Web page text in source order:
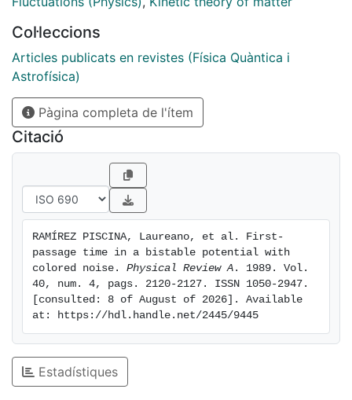
Col·leccions
Articles publicats en revistes (Física Quàntica i
Astrofísica)
Pàgina completa de l'ítem
Citació
RAMÍREZ PISCINA, Laureano, et al. First-
passage time in a bistable potential with
colored noise. Physical Review A . 1989. Vol.
40, num. 4, pags. 2120-2127. ISSN 1050-2947.
[consulted: 8 of August of 2026]. Available
at: https://hdl.handle.net/2445/9445
Estadístiques